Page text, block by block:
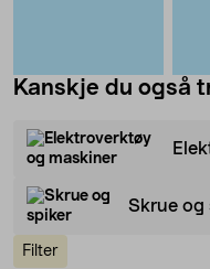
Kanskje du også
Skrue og
Filter